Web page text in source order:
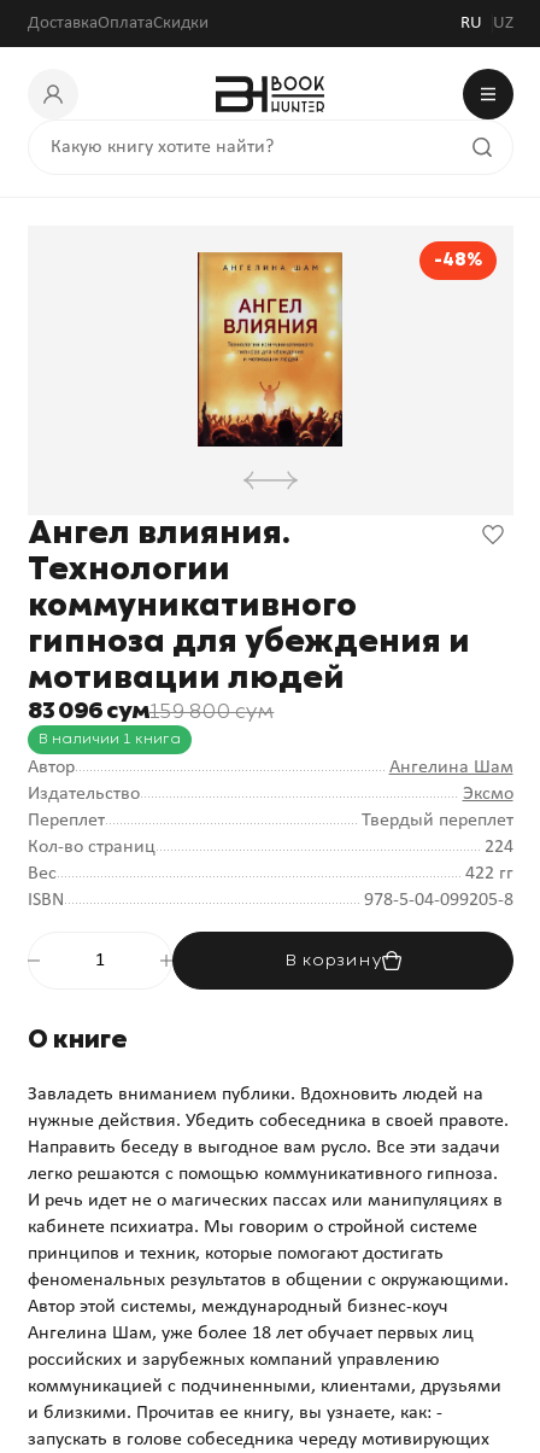
ДоставкаОплатаСкидки RU UZ
-48%
Ангел влияния.
Технологии
коммуникативного
гипноза для убеждения и
мотивации людей
83 096 сум159 800 сум
В наличии 1 книга
Автор
Ангелина Шам
Издательство
Эксмо
Переплет
Твердый переплет
Кол-во страниц
224
Вес
422 гг
ISBN
978-5-04-099205-8
В корзину
О книге
Завладеть вниманием публики. Вдохновить людей на
нужные действия. Убедить собеседника в своей правоте.
Направить беседу в выгодное вам русло. Все эти задачи
легко решаются с помощью коммуникативного гипноза.
И речь идет не о магических пассах или манипуляциях в
кабинете психиатра. Мы говорим о стройной системе
принципов и техник, которые помогают достигать
феноменальных результатов в общении с окружающими.
Автор этой системы, международный бизнес-коуч
Ангелина Шам, уже более 18 лет обучает первых лиц
российских и зарубежных компаний управлению
коммуникацией с подчиненными, клиентами, друзьями
и близкими. Прочитав ее книгу, вы узнаете, как: -
запускать в голове собеседника череду мотивирующих